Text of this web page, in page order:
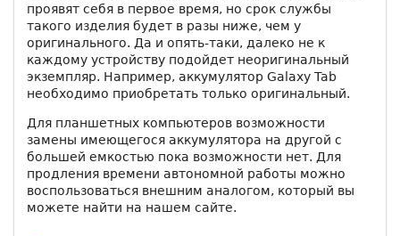
проявят себя в первое время, но срок службы
такого изделия будет в разы ниже, чем у
оригинального. Да и опять-таки, далеко не к
каждому устройству подойдет неоригинальный
экземпляр. Например, аккумулятор Galaxy Tab
необходимо приобретать только оригинальный.
Для планшетных компьютеров возможности
замены имеющегося аккумулятора на другой с
большей емкостью пока возможности нет. Для
продления времени автономной работы можно
воспользоваться внешним аналогом, который вы
можете найти на нашем сайте.